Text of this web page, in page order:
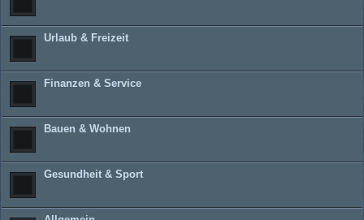
Urlaub & Freizeit
Finanzen & Service
Bauen & Wohnen
Gesundheit & Sport